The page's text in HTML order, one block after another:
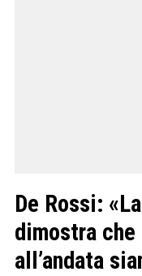
De Rossi:
dimostra che
all’andata